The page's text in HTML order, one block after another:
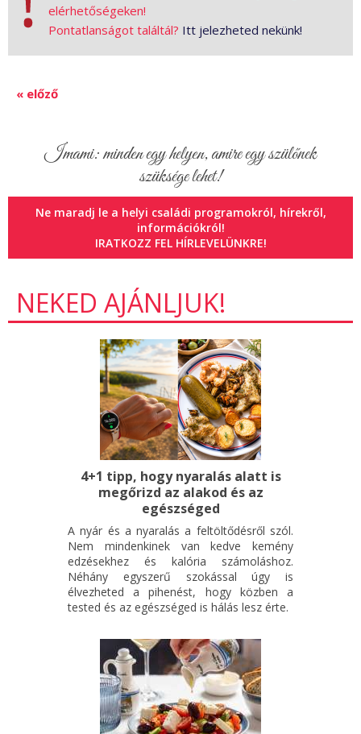
elérhetőségeken!
Pontatlanságot találtál? Itt jelezheted nekünk!
« előző
Imami: minden egy helyen, amire egy szülőnek
szüksége lehet!
Ne maradj le a helyi családi programokról, hírekről,
információkról!
IRATKOZZ FEL HÍRLEVELÜNKRE!
NEKED AJÁNLJUK!
4+1 tipp, hogy nyaralás alatt is
megőrizd az alakod és az
egészséged
A nyár és a nyaralás a feltöltődésről szól.
Nem mindenkinek van kedve kemény
edzésekhez és kalória számoláshoz.
Néhány egyszerű szokással úgy is
élvezheted a pihenést, hogy közben a
tested és az egészséged is hálás lesz érte.